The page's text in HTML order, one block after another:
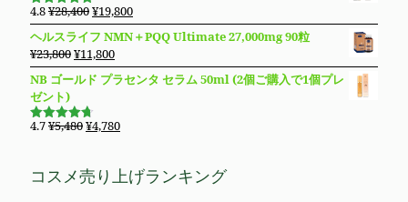
で
し
た。
¥11,980
で
格
は
¥8,850
で
し
た。
価
格
は
¥8,490
で
5段階で
4.83の評
価
4.8¥28,400元
の
価
格
は
で
し
¥19,800現
在
の
格
ヘルスライフ NMN＋PQQ Ultimate 27,000mg 90粒
¥23,800元
の
価
格
は
し
¥11,800現
在
の
格
で
NB ゴールド プラセンタ セラム 50ml (2個ご購入で1個プレ
ゼント)
5段階で
4.7¥5,480元
格
¥4,780現
価
コスメ売り上げランキング